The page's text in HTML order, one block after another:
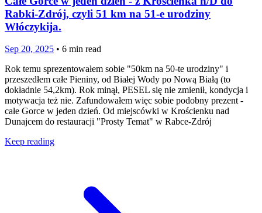
Rabki-Zdrój, czyli 51 km na 51-e urodziny
Włóczykija.
Sep 20, 2025 • 6 min read
Rok temu sprezentowałem sobie "50km na 50-te urodziny" i
przeszedłem całe Pieniny, od Białej Wody po Nową Białą (to
dokładnie 54,2km). Rok minął, PESEL się nie zmienił, kondycja i
motywacja też nie. Zafundowałem więc sobie podobny prezent -
całe Gorce w jeden dzień. Od miejscówki w Krościenku nad
Dunajcem do restauracji "Prosty Temat" w Rabce-Zdrój
Keep reading